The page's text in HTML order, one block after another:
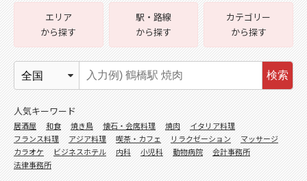
エリア
から探す
駅・路線
から探す
カテゴリー
から探す
検索
人気キーワード
居酒屋 和食 焼き鳥 懐石・会席料理 焼肉
イタリア料理
フランス料理
アジア料理 喫茶・カフェ リラクゼーション
マッサージ
カラオケ
ビジネスホテル 内科 小児科 動物病院
会計事務所
法律事務所